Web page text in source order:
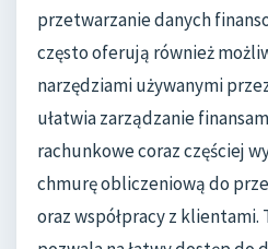
przetwarzanie danych
często oferują również
narzędziami używanymi
ułatwia zarządzanie
rachunkowe coraz częściej
chmurę obliczeniową do
oraz współpracy z klientami.